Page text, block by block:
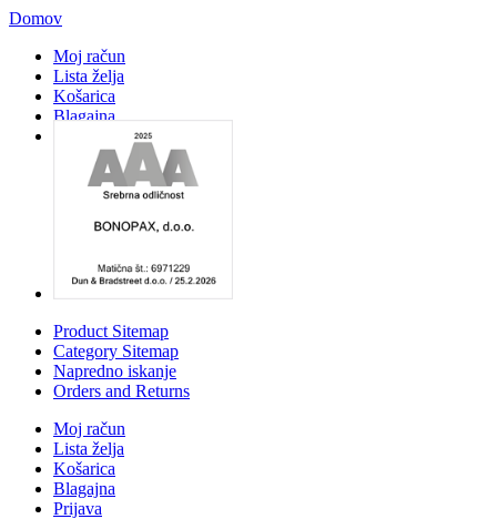
Domov
Moj račun
Lista želja
Košarica
Blagajna
Product Sitemap
Category Sitemap
Napredno iskanje
Orders and Returns
Moj račun
Lista želja
Košarica
Blagajna
Prijava